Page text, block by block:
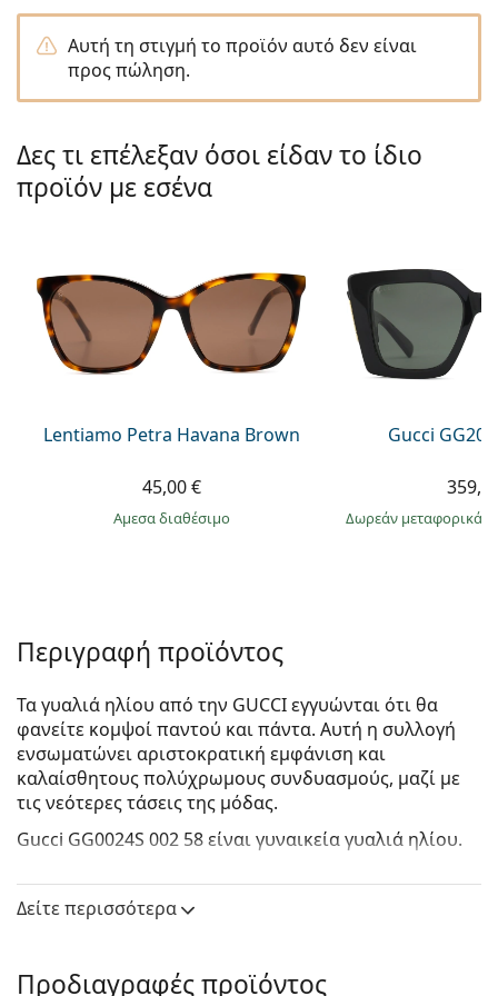
Persol
Prada
Όλες οι μάρκες
Αυτή τη στιγμή το προϊόν αυτό δεν είναι
προς πώληση.
Δες τι επέλεξαν όσοι είδαν το ίδιο
προϊόν με εσένα
Lentiamo Petra Havana Brown
45,00 €
άμεσα διαθέσιμο
Gucci
Δωρεάν μεταφορικά
Περιγραφή προϊόντος
Τα γυαλιά ηλίου από την GUCCI εγγυώνται ότι θα
φανείτε κομψοί παντού και πάντα. Αυτή η συλλογή
ενσωματώνει αριστοκρατική εμφάνιση και
καλαίσθητους πολύχρωμους συνδυασμούς, μαζί με
τις νεότερες τάσεις της μόδας.
Gucci GG0024S 002 58είναι γυναικεία γυαλιά ηλίου.
με τη λειτουργία του Εικονικού καθρέφτη του
Lentiamo.
Δείτε περισσότερα
Προδιαγραφές προϊόντος